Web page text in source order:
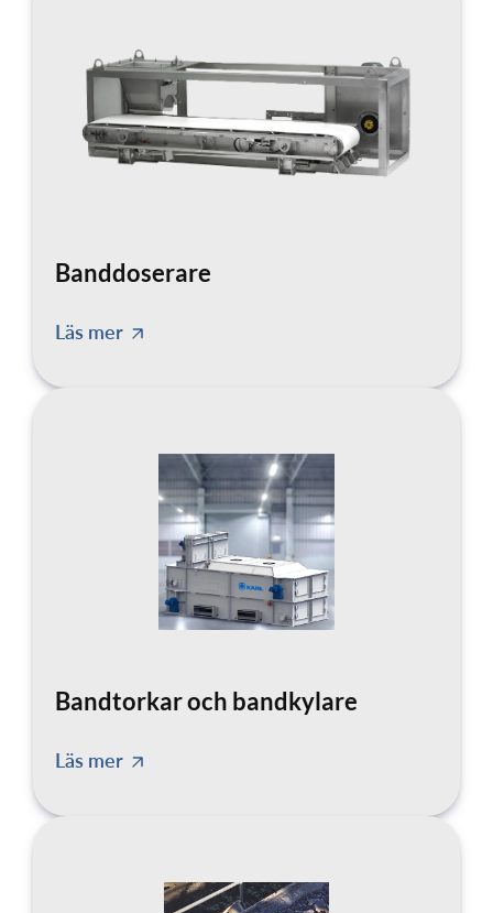
Banddoserare
Läs mer
Bandtorkar och bandkylare
Läs mer